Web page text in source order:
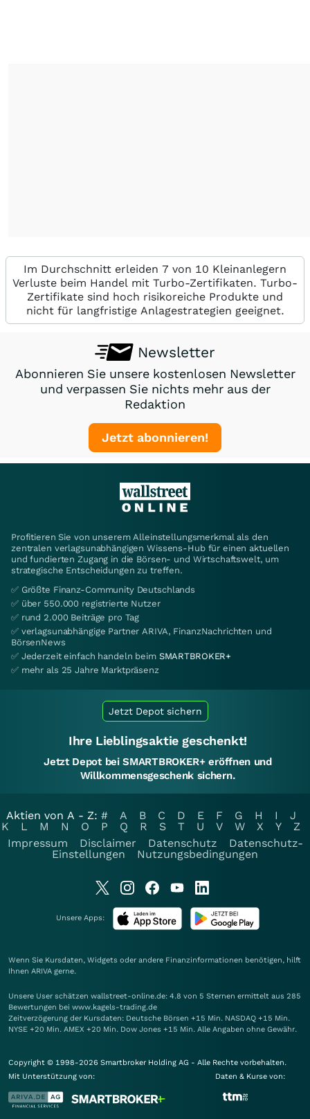
Im Durchschnitt erleiden 7 von 10 Kleinanlegern
Verluste beim Handel mit Turbo-Zertifikaten. Turbo-
Zertifikate sind hoch risikoreiche Produkte und
nicht für langfristige Anlagestrategien geeignet.
Newsletter
Abonnieren Sie unsere kostenlosen Newsletter
und verpassen Sie nichts mehr aus der
Redaktion
Jetzt abonnieren!
Profitieren Sie von unserem Alleinstellungsmerkmal als den
zentralen verlagsunabhängigen Wissens-Hub für einen aktuellen
und fundierten Zugang in die Börsen- und Wirtschaftswelt, um
strategische Entscheidungen zu treffen.
✅ Größte Finanz-Community Deutschlands
✅ über 550.000 registrierte Nutzer
✅ rund 2.000 Beiträge pro Tag
✅ verlagsunabhängige Partner ARIVA, FinanzNachrichten und
BörsenNews
✅ Jederzeit einfach handeln beim SMARTBROKER+
✅ mehr als 25 Jahre Marktpräsenz
Jetzt Depot sichern
Ihre Lieblingsaktie geschenkt!
Jetzt Depot bei SMARTBROKER+ eröffnen und
Willkommensgeschenk sichern.
Aktien von A - Z: # A B C D E F G H I
J
K
L M N O P Q R S T U V W X Y
Z
Impressum
Disclaimer Datenschutz
Datenschutz-
Einstellungen
Nutzungsbedingungen
Unsere Apps:
Wenn Sie Kursdaten, Widgets oder andere Finanzinformationen benötigen, hilft
Ihnen ARIVA gerne.
Unsere User schätzen wallstreet-online.de: 4.8 von 5 Sternen ermittelt aus 285
Bewertungen bei www.kagels-trading.de
Zeitverzögerung der Kursdaten: Deutsche Börsen +15 Min. NASDAQ +15 Min.
NYSE +20 Min. AMEX +20 Min. Dow Jones +15 Min. Alle Angaben ohne Gewähr.
Copyright © 1998-2026 Smartbroker Holding AG - Alle Rechte vorbehalten.
Mit Unterstützung von:
Daten & Kurse von: